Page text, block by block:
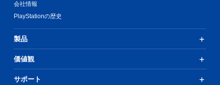
会社情報
PlayStationの歴史
製品
価値観
サポート